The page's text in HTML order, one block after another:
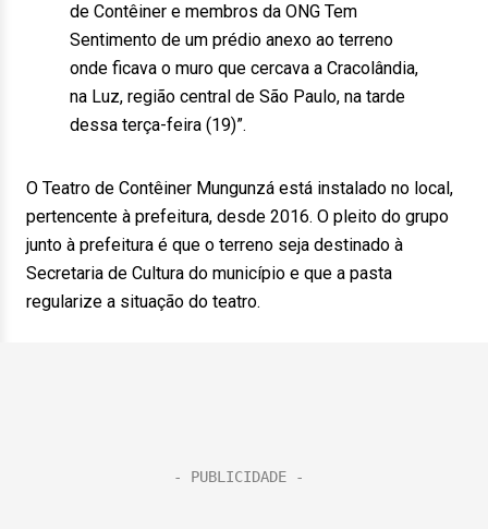
de Contêiner e membros da ONG Tem
Sentimento de um prédio anexo ao terreno
onde ficava o muro que cercava a Cracolândia,
na Luz, região central de São Paulo, na tarde
dessa terça-feira (19)”.
O Teatro de Contêiner Mungunzá está instalado no local,
pertencente à prefeitura, desde 2016. O pleito do grupo
junto à prefeitura é que o terreno seja destinado à
Secretaria de Cultura do município e que a pasta
regularize a situação do teatro.